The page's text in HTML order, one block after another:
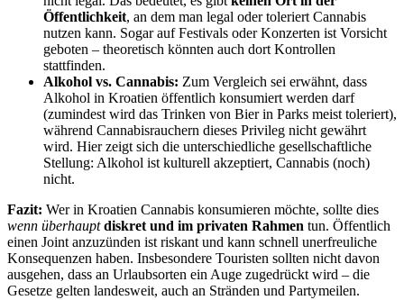
Öffentlichkeit, an dem man legal oder toleriert Cannabis
nutzen kann. Sogar auf Festivals oder Konzerten ist Vorsicht
geboten – theoretisch könnten auch dort Kontrollen
stattfinden.
Alkohol vs. Cannabis: Zum Vergleich sei erwähnt, dass
Alkohol in Kroatien öffentlich konsumiert werden darf
(zumindest wird das Trinken von Bier in Parks meist toleriert),
während Cannabisrauchern dieses Privileg nicht gewährt
wird. Hier zeigt sich die unterschiedliche gesellschaftliche
Stellung: Alkohol ist kulturell akzeptiert, Cannabis (noch)
nicht.
Fazit: Wer in Kroatien Cannabis konsumieren möchte, sollte dies
wenn überhaupt diskret und im privaten Rahmen tun. Öffentlich
einen Joint anzuzünden ist riskant und kann schnell unerfreuliche
Konsequenzen haben. Insbesondere Touristen sollten nicht davon
ausgehen, dass an Urlaubsorten ein Auge zugedrückt wird – die
Gesetze gelten landesweit, auch an Stränden und Partymeilen.